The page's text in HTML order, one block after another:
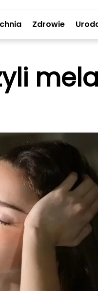
Zdrowie